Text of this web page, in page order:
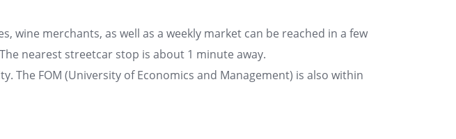
wine merchants, as well as a weekly market can be reached in a few
nearest streetcar stop is about 1 minute away.
The FOM (University of Economics and Management) is also within